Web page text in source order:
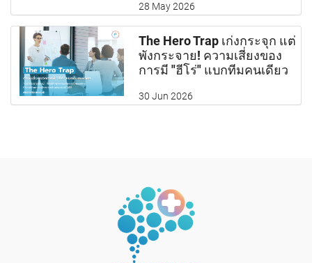
28 May 2026
The Hero Trap เก่งกระจุก แต่
พังกระจาย! ความเสี่ยงของ
การมี "ฮีโร่" แบกทีมคนเดียว
30 Jun 2026